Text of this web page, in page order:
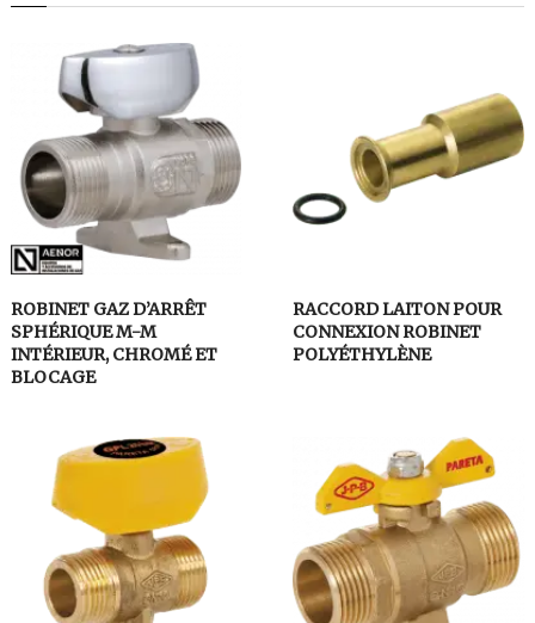
ROBINET GAZ D’ARRÊT
SPHÉRIQUE M-M
INTÉRIEUR, CHROMÉ ET
BLOCAGE
RACCORD LAITON POUR
CONNEXION ROBINET
POLYÉTHYLÈNE